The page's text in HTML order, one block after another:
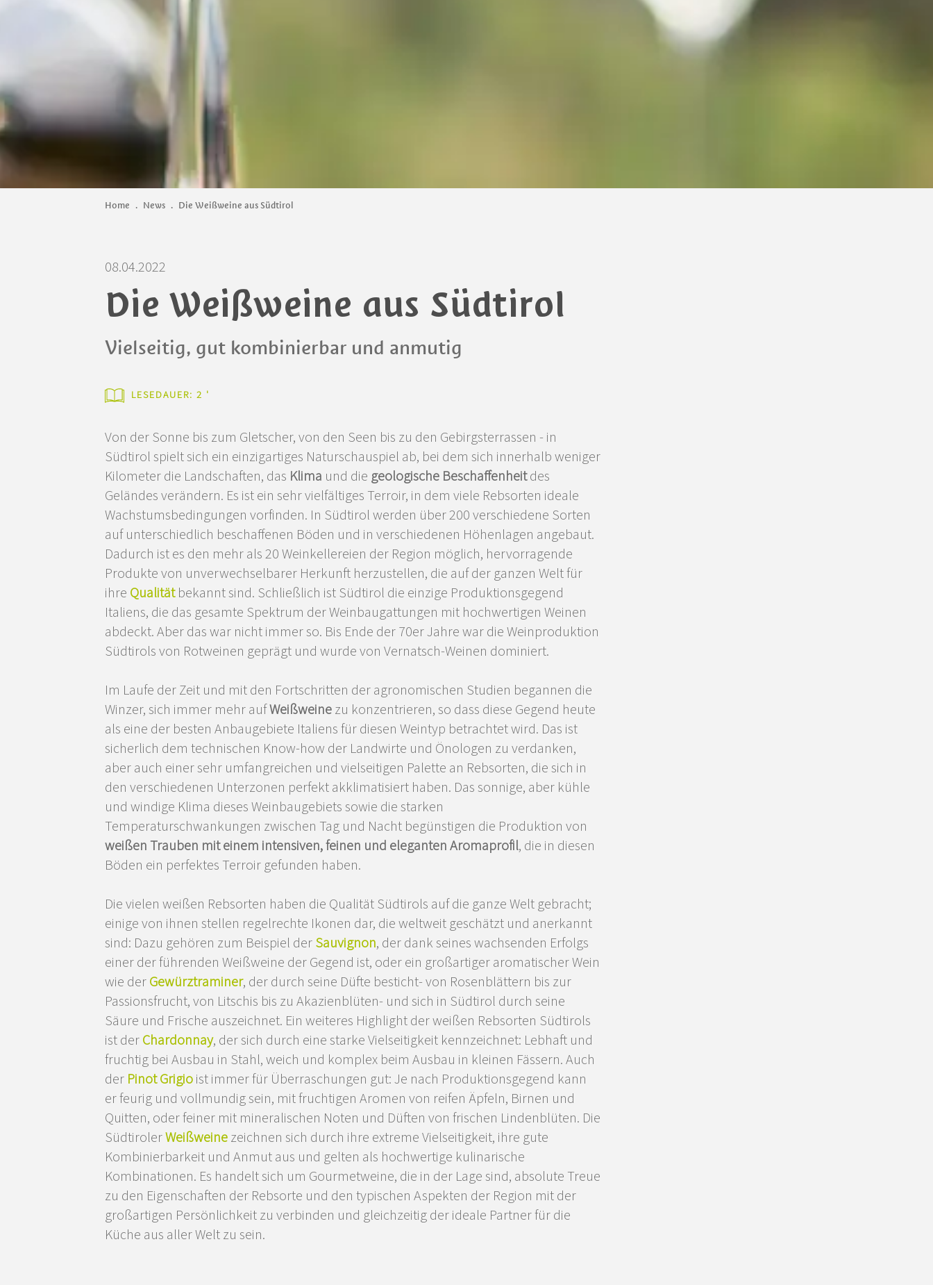
Home . News . Die Weißweine aus Südtirol
08.04.2022
Die Weißweine aus Südtirol
Vielseitig, gut kombinierbar und anmutig
LESEDAUER: 2 '
Von der Sonne bis zum Gletscher, von den Seen bis zu den Gebirgsterrassen - in
Südtirol spielt sich ein einzigartiges Naturschauspiel ab, bei dem sich innerhalb weniger
Kilometer die Landschaften, das Klima und die geologische Beschaffenheitdes
Geländes verändern. Es ist ein sehr vielfältiges Terroir, in dem viele Rebsorten ideale
Wachstumsbedingungen vorfinden. In Südtirol werden über 200 verschiedene Sorten
auf unterschiedlich beschaffenen Böden und in verschiedenen Höhenlagen angebaut.
Dadurch ist es den mehr als 20 Weinkellereien der Region möglich, hervorragende
Produkte von unverwechselbarer Herkunft herzustellen, die auf der ganzen Welt für
ihre Qualitätbekannt sind. Schließlich ist Südtirol die einzige Produktionsgegend
Italiens, die das gesamte Spektrum der Weinbaugattungen mit hochwertigen Weinen
abdeckt. Aber das war nicht immer so. Bis Ende der 70er Jahre war die Weinproduktion
Südtirols von Rotweinen geprägt und wurde von Vernatsch-Weinen dominiert.
Im Laufe der Zeit und mit den Fortschritten der agronomischen Studien begannen die
Winzer, sich immer mehr aufWeißweinezu konzentrieren, so dass diese Gegend heute
als eine der besten Anbaugebiete Italiens für diesen Weintyp betrachtet wird. Das ist
sicherlich dem technischen Know-how der Landwirte und Önologen zu verdanken,
aber auch einer sehr umfangreichen und vielseitigen Palette an Rebsorten, die sich in
den verschiedenen Unterzonen perfekt akklimatisiert haben. Das sonnige, aber kühle
und windige Klima dieses Weinbaugebiets sowie die starken
Temperaturschwankungen zwischen Tag und Nacht begünstigen die Produktion von
weißen Trauben mit einem intensiven, feinen und eleganten Aromaprofil, die in diesen
Böden ein perfektes Terroir gefunden haben.
Die vielen weißen Rebsorten haben die Qualität Südtirols auf die ganze Welt gebracht;
einige von ihnen stellen regelrechte Ikonen dar, die weltweit geschätzt und anerkannt
sind: Dazu gehören zum Beispiel derSauvignon, der dank seines wachsenden Erfolgs
einer der führenden Weißweine der Gegend ist, oder ein großartiger aromatischer Wein
wie derGewürztraminer, der durch seine Düfte besticht- von Rosenblättern bis zur
Passionsfrucht, von Litschis bis zu Akazienblüten- und sich in Südtirol durch seine
Säure und Frische auszeichnet. Ein weiteres Highlight der weißen Rebsorten Südtirols
ist derChardonnay, der sich durch eine starke Vielseitigkeit kennzeichnet: Lebhaft und
fruchtig bei Ausbau in Stahl, weich und komplex beim Ausbau in kleinen Fässern. Auch
der Pinot Grigioist immer für Überraschungen gut: Je nach Produktionsgegend kann
er feurig und vollmundig sein, mit fruchtigen Aromen von reifen Äpfeln, Birnen und
Quitten, oder feiner mit mineralischen Noten und Düften von frischen Lindenblüten. Die
SüdtirolerWeißweinezeichnen sich durch ihre extreme Vielseitigkeit, ihre gute
Kombinierbarkeit und Anmut aus und gelten als hochwertige kulinarische
Kombinationen. Es handelt sich um Gourmetweine, die in der Lage sind, absolute Treue
zu den Eigenschaften der Rebsorte und den typischen Aspekten der Region mit der
großartigen Persönlichkeit zu verbinden und gleichzeitig der ideale Partner für die
Küche aus aller Welt zu sein.